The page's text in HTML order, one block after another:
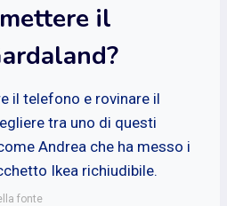
il
il telefono e rovinare il
tra uno di questi
Andrea che ha messo i
Ikea richiudibile.
fonte